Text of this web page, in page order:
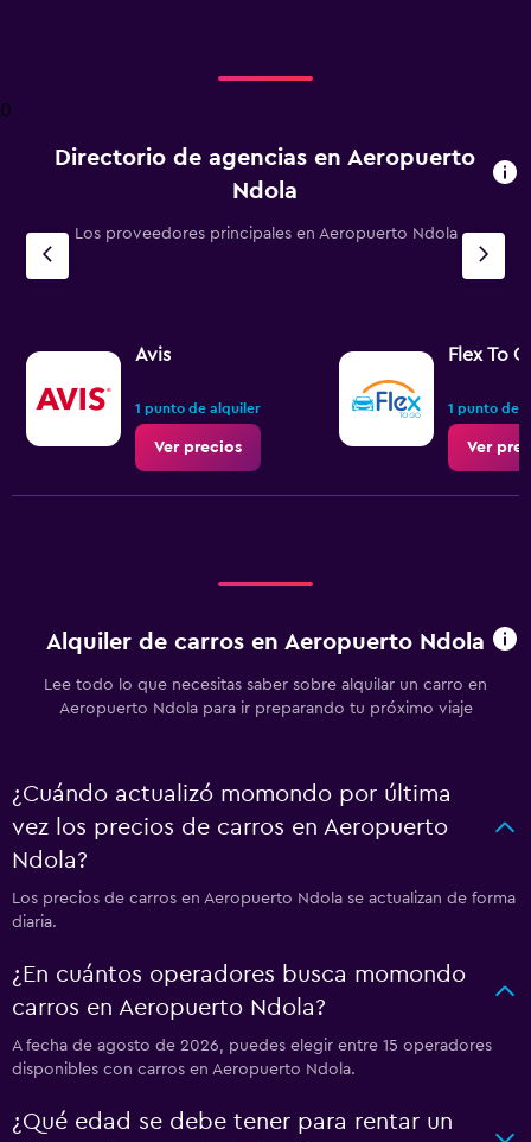
0
Directorio de agencias en Aeropuerto
Ndola
Los proveedores principales en Aeropuerto Ndola
Avis
1 punto de alquiler
Ver precios
Flex To
1 punto de
Ver
Alquiler de carros en Aeropuerto Ndola
Lee todo lo que necesitas saber sobre alquilar un carro en
Aeropuerto Ndola para ir preparando tu próximo viaje
¿Cuándo actualizó momondo por última
vez los precios de carros en Aeropuerto
Ndola?
Los precios de carros en Aeropuerto Ndola se actualizan de forma
diaria.
¿En cuántos operadores busca momondo
carros en Aeropuerto Ndola?
A fecha de agosto de 2026, puedes elegir entre 15 operadores
disponibles con carros en Aeropuerto Ndola.
¿Qué edad se debe tener para rentar un